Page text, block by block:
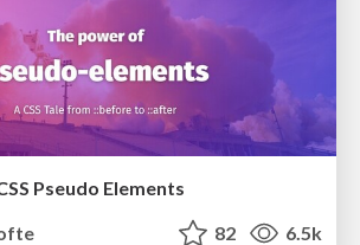
Pseudo Elements
82 6.5k